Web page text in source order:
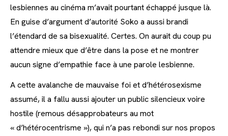
lesbiennes au cinéma m’avait pourtant échappé jusque là.
En guise d’argument d’autorité Soko a aussi brandi
l’étendard de sa bisexualité. Certes. On aurait du coup pu
attendre mieux que d’être dans la pose et ne montrer
aucun signe d’empathie face à une parole lesbienne.
A cette avalanche de mauvaise foi et d’hétérosexisme
assumé, il a fallu aussi ajouter un public silencieux voire
hostile (remous désapprobateurs au mot
« d’hétérocentrisme »), qui n’a pas rebondi sur nos propos